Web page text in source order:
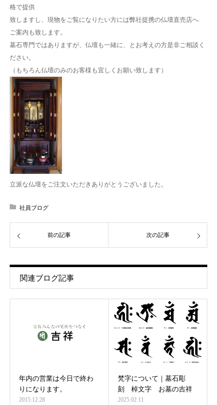
格で提供
致しますし、現物をご覧になりたい方には弊社提携の仏壇直売店へ
ご案内も致します。
墓石専門ではありますが、仏壇も一緒に、とお考えの方是非ご相談く
ださい。
（もちろん仏壇のみのお客様も宜しくお願い致します）
立派な仏壇をご注文いただきありがとうございました。
社員ブログ
前の記事 次の記事
関連ブログ記事
年内の営業は今日で終わ
りになります。
2015.12.28
梵字について｜墓石彫
刻 棹文字 お墓の吉祥
2025.02.11